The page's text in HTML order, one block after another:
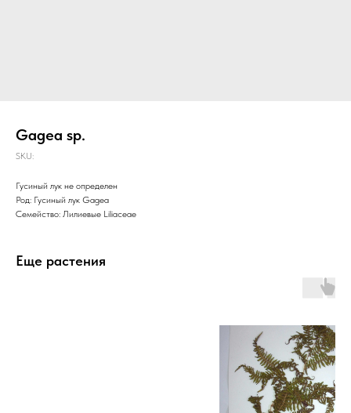
Gagea sp.
SKU:
Гусиный лук не определен
Род: Гусиный лук Gagea
Семейство: Лилиевые Liliaceae
Еще растения